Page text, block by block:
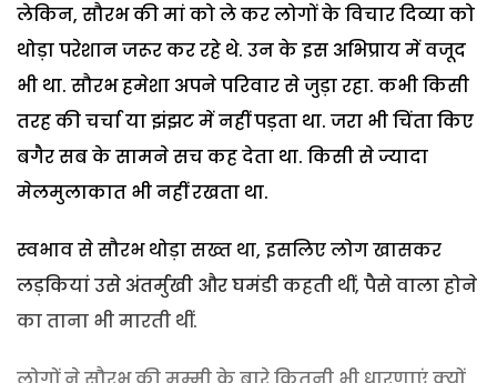
लेकिन, सौरभ की मां को ले कर लोगों के विचार दिव्या को
थोड़ा परेशान जरूर कर रहे थे. उन के इस अभिप्राय में वजूद
भी था. सौरभ हमेशा अपने परिवार से जुड़ा रहा. कभी किसी
तरह की चर्चा या झंझट में नहीं पड़ता था. जरा भी चिंता किए
बगैर सब के सामने सच कह देता था. किसी से ज्यादा
मेलमुलाकात भी नहीं रखता था.
स्वभाव से सौरभ थोड़ा सख्त था, इसलिए लोग खासकर
लड़कियां उसे अंतर्मुखी और घमंडी कहती थीं, पैसे वाला होने
का ताना भी मारती थीं.